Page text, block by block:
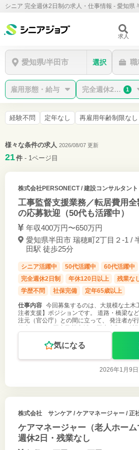
シニア 完全週休2日制の求人・仕事情報 - 愛知県
求人
愛知県/半田市 選択 職
雇用形態・給与 完全週休2日制1
経験不問 定年なし 再雇用年齢制限なし
様々な条件の求人 2026/08/07 更新
21件 - 1ページ目
株式会社PERSONECT/ 建設コンサルタン
工事監督支援業務／転居費用
の応募歓迎（50代も活躍中）
年収400万円〜650万円
愛知県半田市 瑞穂町2丁目２-1 /
田駅 徒歩25分
シニア活躍中 50代活躍中 60代活躍中
完全週休2日制
年休120日以上 残業な
学歴不問
社保完備 定年65歳以上
仕事内容 今回募集するのは、大規模な土木
注者支援】ポジションです。 道路・橋梁な
注元（官公庁）との間に立って、 発注者が
気になる
2026年1月9
株式会社 サンケア/ ケアマネージャー / 正
ケアマネージャー（老人ホー
週休2日・残業なし